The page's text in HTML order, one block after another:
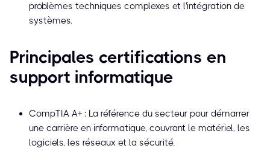
problèmes techniques complexes et l'intégration de
systèmes.
Principales certifications en
support informatique
CompTIA A+ : La référence du secteur pour démarrer
une carrière en informatique, couvrant le matériel, les
logiciels, les réseaux et la sécurité.